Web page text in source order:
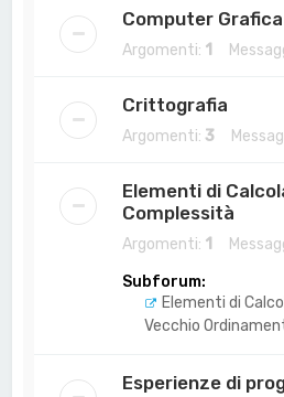
Computer Grafica
Argomenti: 1
Crittografia
Argomenti: 3
Elementi di
Complessità
Argomenti: 1
Subforum:
Elementi di
Vecchio
Esperienze di